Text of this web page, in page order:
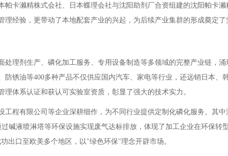
卡濑精株式会社、日本蝶理会社与沈阳助剂厂合资组建的沈阳帕卡
经验，更带动了本地配套产业的兴起，为后续产业集群的形成奠定
处理剂生产、磷化加工服务、专用设备制造等多领域的完整产业链，
锈油等400多种产品不仅供应国内汽车、家电等行业，还远销日本、
体系认证和获认可实验室资质，彰显了强大的技术实力。
程有限公司等企业深耕细作，为不同行业提供定制化磷化服务。其
碱液喷淋塔等环保设施实现废气达标排放，体现了加工企业在环保转
出口至欧美多个地区，以"绿色环保"理念开辟市场。